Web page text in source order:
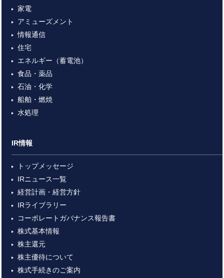
家電
アミューズメント
情報通信
住宅
エネルギー（蓄電池）
食品・薬品
石油・化学
船舶・燃焼
水処理
IR情報
トップメッセージ
IRニュース一覧
経営計画・経営方針
IRライブラリー
コーポレートガバナンス報告書
株式基本情報
株主還元
株主優待について
株式手続きのご案内